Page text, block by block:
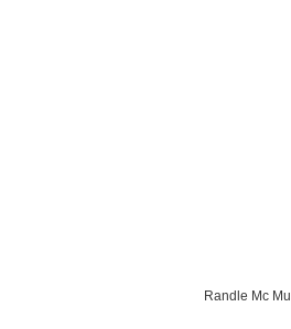
Randle Mc